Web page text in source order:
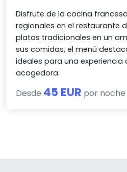
Disfrute de la cocina
regionales en el restaurante
platos tradicionales en un
sus comidas, el menú
ideales para una
acogedora.
Desde 45 EUR por noche